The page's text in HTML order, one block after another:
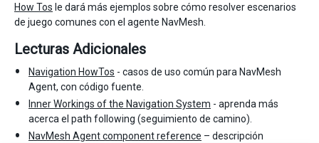
How Tos le dará más ejemplos sobre cómo resolver escenarios
de juego comunes con el agente NavMesh.
Lecturas Adicionales
Navigation HowTos - casos de uso común para NavMesh
Agent, con código fuente.
Inner Workings of the Navigation System - aprenda más
acerca el path following (seguimiento de camino).
NavMesh Agent component reference – descripción